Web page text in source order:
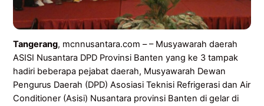
Tangerang, mcnnusantara.com – – Musyawarah daerah
ASISI Nusantara DPD Provinsi Banten yang ke 3 tampak
hadiri beberapa pejabat daerah, Musyawarah Dewan
Pengurus Daerah (DPD) Asosiasi Teknisi Refrigerasi dan Air
Conditioner (Asisi) Nusantara provinsi Banten di gelar di